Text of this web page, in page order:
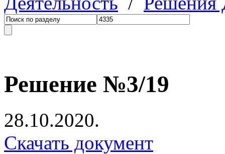
Решение №3/19
28.10.2020.
Скачать документ